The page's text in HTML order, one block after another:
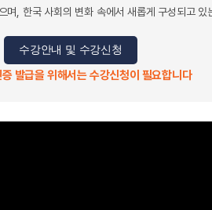
, 한국 사회의 변화 속에서 새롭게 구성되고
수강안내 및 수강신청
발급을 위해서는 수강신청이 필요합니다